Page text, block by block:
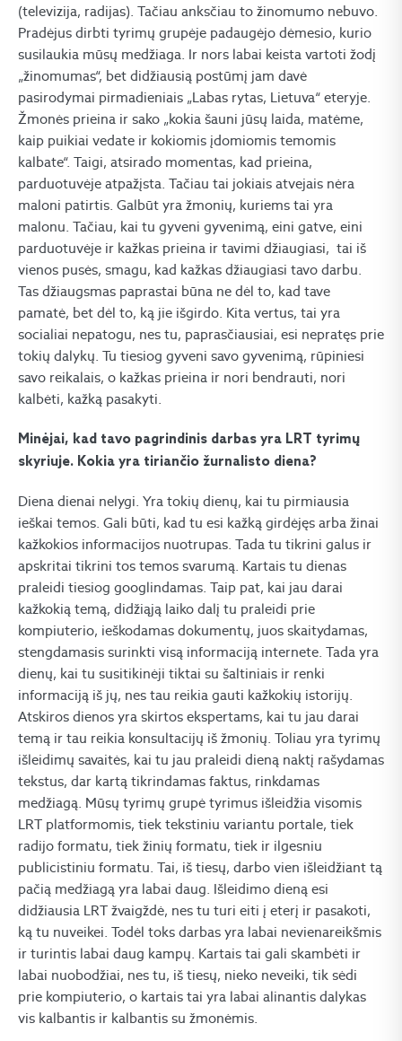
(televizija, radijas). Tačiau anksčiau to žinomumo nebuvo.
Pradėjus dirbti tyrimų grupėje padaugėjo dėmesio, kurio
susilaukia mūsų medžiaga. Ir nors labai keista vartoti žodį
„žinomumas“, bet didžiausią postūmį jam davė
pasirodymai pirmadieniais „Labas rytas, Lietuva“ eteryje.
Žmonės prieina ir sako „kokia šauni jūsų laida, matėme,
kaip puikiai vedate ir kokiomis įdomiomis temomis
kalbate“. Taigi, atsirado momentas, kad prieina,
parduotuvėje atpažįsta. Tačiau tai jokiais atvejais nėra
maloni patirtis. Galbūt yra žmonių, kuriems tai yra
malonu. Tačiau, kai tu gyveni gyvenimą, eini gatve, eini
parduotuvėje ir kažkas prieina ir tavimi džiaugiasi, tai iš
vienos pusės, smagu, kad kažkas džiaugiasi tavo darbu.
Tas džiaugsmas paprastai būna ne dėl to, kad tave
pamatė, bet dėl to, ką jie išgirdo. Kita vertus, tai yra
socialiai nepatogu, nes tu, paprasčiausiai, esi nepratęs prie
tokių dalykų. Tu tiesiog gyveni savo gyvenimą, rūpiniesi
savo reikalais, o kažkas prieina ir nori bendrauti, nori
kalbėti, kažką pasakyti.
Minėjai, kad tavo pagrindinis darbas yra LRT tyrimų
skyriuje. Kokia yra tiriančio žurnalisto diena?
Diena dienai nelygi. Yra tokių dienų, kai tu pirmiausia
ieškai temos. Gali būti, kad tu esi kažką girdėjęs arba žinai
kažkokios informacijos nuotrupas. Tada tu tikrini galus ir
apskritai tikrini tos temos svarumą. Kartais tu dienas
praleidi tiesiog googlindamas. Taip pat, kai jau darai
kažkokią temą, didžiąją laiko dalį tu praleidi prie
kompiuterio, ieškodamas dokumentų, juos skaitydamas,
stengdamasis surinkti visą informaciją internete. Tada yra
dienų, kai tu susitikinėji tiktai su šaltiniais ir renki
informaciją iš jų, nes tau reikia gauti kažkokių istorijų.
Atskiros dienos yra skirtos ekspertams, kai tu jau darai
temą ir tau reikia konsultacijų iš žmonių. Toliau yra tyrimų
išleidimų savaitės, kai tu jau praleidi dieną naktį rašydamas
tekstus, dar kartą tikrindamas faktus, rinkdamas
medžiagą. Mūsų tyrimų grupė tyrimus išleidžia visomis
LRT platformomis, tiek tekstiniu variantu portale, tiek
radijo formatu, tiek žinių formatu, tiek ir ilgesniu
publicistiniu formatu. Tai, iš tiesų, darbo vien išleidžiant tą
pačią medžiagą yra labai daug. Išleidimo dieną esi
didžiausia LRT žvaigždė, nes tu turi eiti į eterį ir pasakoti,
ką tu nuveikei. Todėl toks darbas yra labai nevienareikšmis
ir turintis labai daug kampų. Kartais tai gali skambėti ir
labai nuobodžiai, nes tu, iš tiesų, nieko neveiki, tik sėdi
prie kompiuterio, o kartais tai yra labai alinantis dalykas
vis kalbantis ir kalbantis su žmonėmis.